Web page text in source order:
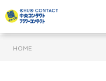
HOME